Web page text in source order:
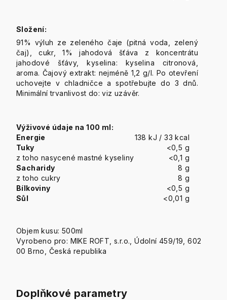
Složení:
91% výluh ze zeleného čaje (pitná voda, zelený
čaj), cukr, 1% jahodová šťáva z koncentrátu
jahodové šťávy, kyselina: kyselina citronová,
aroma. Čajový extrakt: nejméně 1,2 g/l. Po otevření
uchovejte v chladničce a spotřebujte do 3 dnů.
Minimální trvanlivost do: viz uzávěr.
Výživové údaje na 100 ml:
Energie
138 kJ / 33 kcal
Tuky
<0,5 g
z toho nasycené mastné kyseliny
<0,1 g
Sacharidy
8 g
z toho cukry
8 g
Bílkoviny
<0,5 g
Sůl
<0,01 g
Objem kusu: 500ml
Vyrobeno pro: MIKE ROFT, s.r.o., Údolní 459/19, 602
00 Brno, Česká republika
Doplňkové parametry